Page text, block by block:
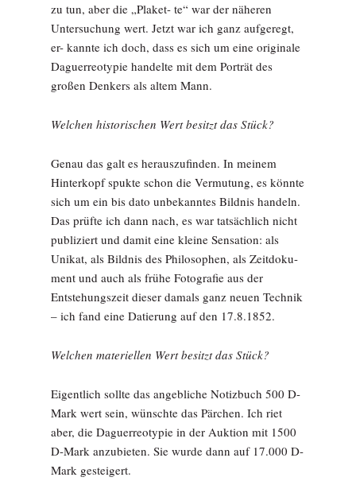
zu tun, aber die „Plaket- te“ war der näheren
Untersuchung wert. Jetzt war ich ganz aufgeregt,
er- kannte ich doch, dass es sich um eine originale
Daguerreotypie handelte mit dem Porträt des
großen Denkers als altem Mann.
Welchen historischen Wert besitzt das Stück?
Genau das galt es herauszufinden. In meinem
Hinterkopf spukte schon die Vermutung, es könnte
sich um ein bis dato unbekanntes Bildnis handeln.
Das prüfte ich dann nach, es war tatsächlich nicht
publiziert und damit eine kleine Sensation: als
Unikat, als Bildnis des Philosophen, als Zeitdoku-
ment und auch als frühe Fotografie aus der
Entstehungszeit dieser damals ganz neuen Technik
– ich fand eine Datierung auf den 17.8.1852.
Welchen materiellen Wert besitzt das Stück?
Eigentlich sollte das angebliche Notizbuch 500 D-
Mark wert sein, wünschte das Pärchen. Ich riet
aber, die Daguerreotypie in der Auktion mit 1500
D-Mark anzubieten. Sie wurde dann auf 17.000 D-
Mark gesteigert.